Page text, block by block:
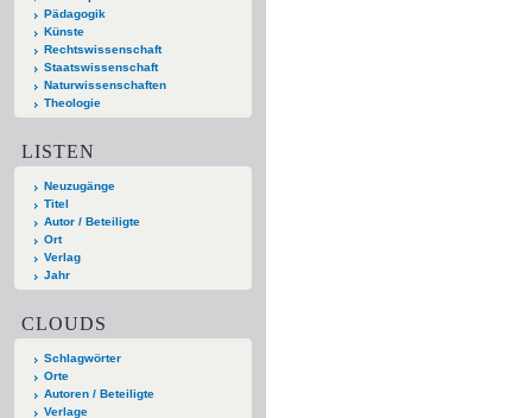
Pädagogik
Künste
Rechtswissenschaft
Staatswissenschaft
Naturwissenschaften
Theologie
LISTEN
Neuzugänge
Titel
Autor / Beteiligte
Ort
Verlag
Jahr
CLOUDS
Schlagwörter
Orte
Autoren / Beteiligte
Verlage